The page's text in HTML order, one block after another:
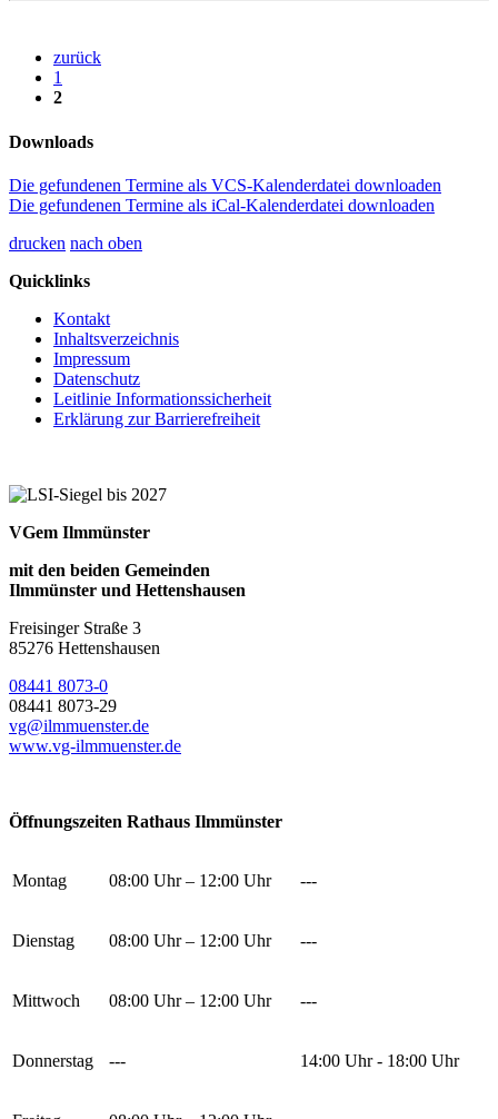
zurück
1
2
Downloads
Die gefundenen Termine als VCS-Kalenderdatei downloaden
Die gefundenen Termine als iCal-Kalenderdatei downloaden
drucken nach oben
Quicklinks
Kontakt
Inhaltsverzeichnis
Impressum
Datenschutz
Leitlinie Informationssicherheit
Erklärung zur Barrierefreiheit
VGem Ilmmünster
mit den beiden Gemeinden
Ilmmünster und Hettenshausen
Freisinger Straße 3
85276 Hettenshausen
08441 8073-0
08441 8073-29
vg@ilmmuenster.de
www.vg-ilmmuenster.de
Öffnungszeiten Rathaus Ilmmünster
Montag 08:00 Uhr – 12:00 Uhr ---
Dienstag 08:00 Uhr – 12:00 Uhr ---
Mittwoch 08:00 Uhr – 12:00 Uhr ---
Donnerstag --- 14:00 Uhr - 18:00 Uhr